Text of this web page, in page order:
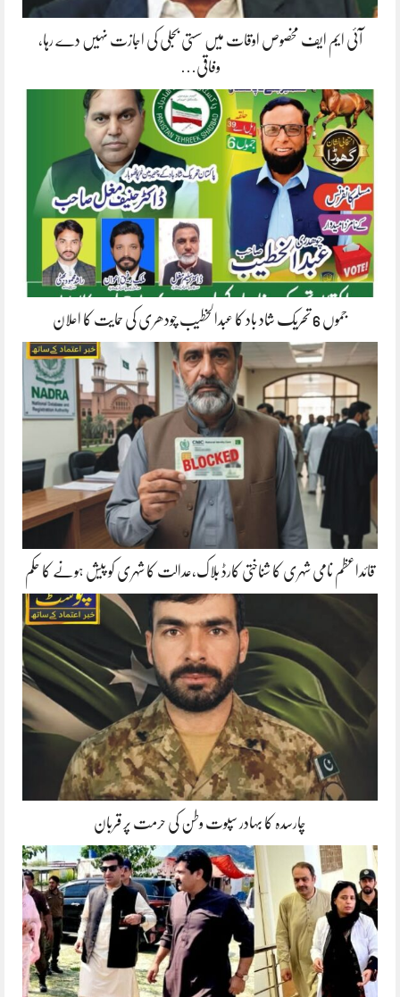
آئی ایم ایف مخصوص اوقات میں سستی بجلی کی اجازت نہیں دے رہا،
وفاقی…
جموں 6 تحریک شاد باد کا عبدالخطیب چودھری کی حمایت کا اعلان
قائداعظم نامی شہری کا شناختی کارڈ بلاک،عدالت کا شہری کو پیش ہونے کا حکم
چارسدہ کا بہادر سپوت وطن کی حرمت پر قربان